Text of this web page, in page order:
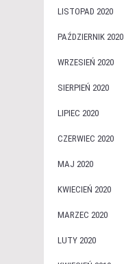
LISTOPAD 2020
PAŹDZIERNIK 2020
WRZESIEŃ 2020
SIERPIEŃ 2020
LIPIEC 2020
CZERWIEC 2020
MAJ 2020
KWIECIEŃ 2020
MARZEC 2020
LUTY 2020